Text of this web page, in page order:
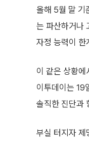
올해 5월 말 기
는 파산하거나
자정 능력이 한
이 같은 상황
이투데이는 19
솔직한 진단과
부실 터지자 제